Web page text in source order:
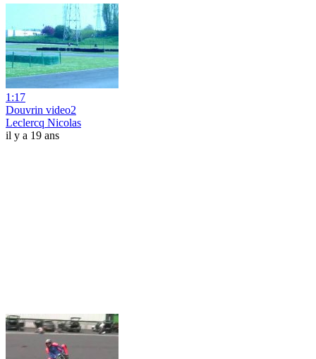
1:17
Douvrin video2
Leclercq Nicolas
il y a 19 ans